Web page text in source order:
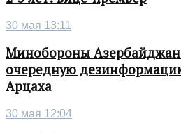
30 мая 13:11
Минобороны
очередную
Арцаха
30 мая 12:04